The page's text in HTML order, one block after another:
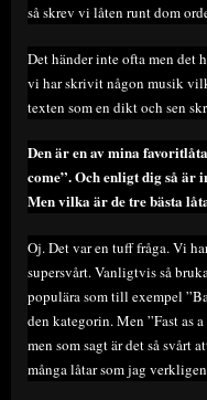
så skrev vi låten runt dom
Det händer inte ofta men det
vi har skrivit någon musik
texten som en dikt och sen
Den är en av mina
come”. Och enligt dig så är
Men vilka är de tre bästa
Oj. Det var en tuff fråga. Vi
supersvårt. Vanligtvis så
populära som till exempel
den kategorin. Men ”Fast as
men som sagt är det så svårt
många låtar som jag